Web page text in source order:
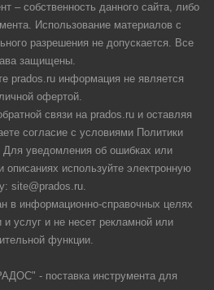
– собственность данного сайта, либо
Использование материалов с
разрешения не допускается. Все
защищены.
prados.ru информация не является
офертой.
связи на prados.ru и оставляя
согласие с условиями Политики
Для уведомления об ошибках или
описаниях используйте электронную
site@prados.ru.
в информационно-справочных целях
и услуг и не несет рекламной или
функции.
- поставка инструмента для